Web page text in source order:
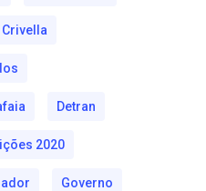
Crivella
Detran
2020
Governo